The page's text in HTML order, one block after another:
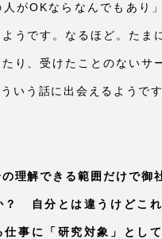
人がOKならなんでもあり
うです。なるほど。たま
り、受けたことのないサ
いう話に出会えるようです
理解できる範囲だけで御
？ 自分とは違うけどこ
仕事に「研究対象」とし